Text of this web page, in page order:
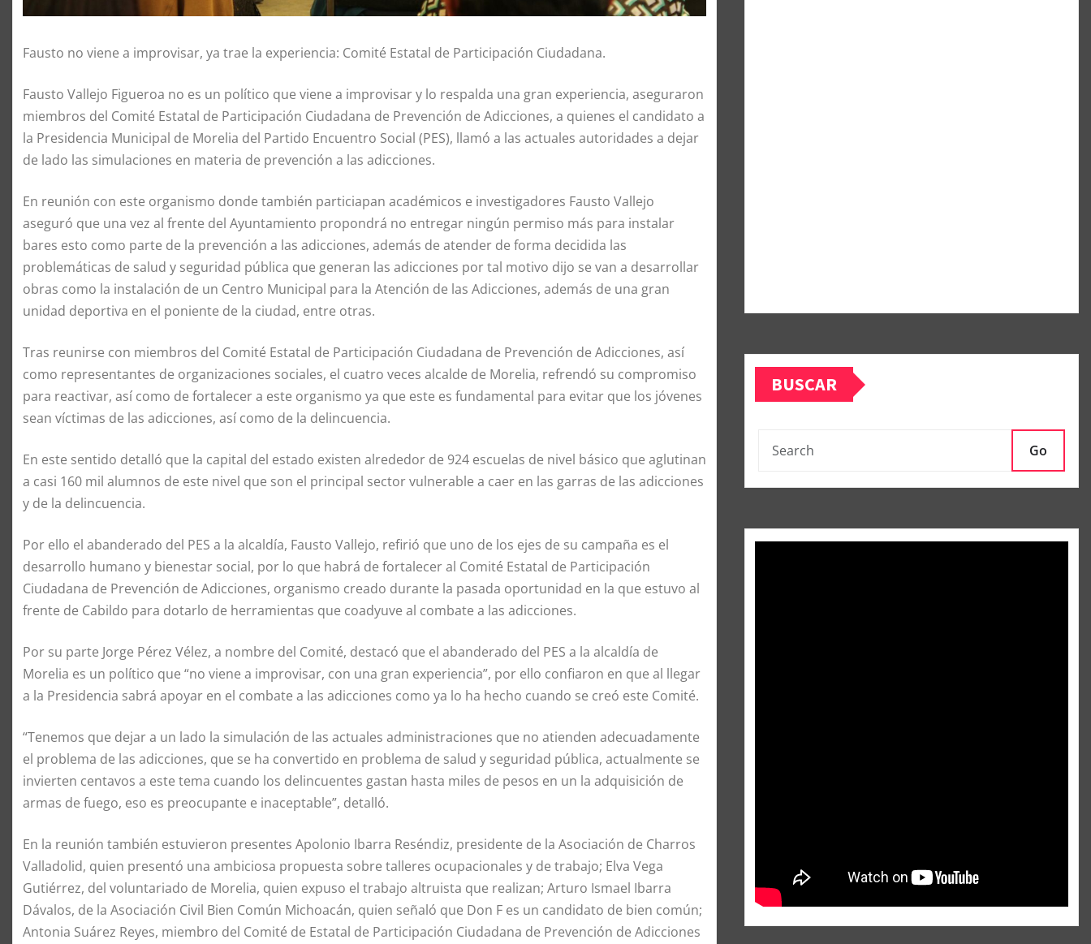
Fausto no viene a improvisar, ya trae la experiencia: Comité Estatal de Participación Ciudadana.
Fausto Vallejo Figueroa no es un político que viene a improvisar y lo respalda una gran experiencia, aseguraron
miembros del Comité Estatal de Participación Ciudadana de Prevención de Adicciones, a quienes el candidato a
la Presidencia Municipal de Morelia del Partido Encuentro Social (PES), llamó a las actuales autoridades a dejar
de lado las simulaciones en materia de prevención a las adicciones.
En reunión con este organismo donde también particiapan académicos e investigadores Fausto Vallejo
aseguró que una vez al frente del Ayuntamiento propondrá no entregar ningún permiso más para instalar
bares esto como parte de la prevención a las adicciones, además de atender de forma decidida las
problemáticas de salud y seguridad pública que generan las adicciones por tal motivo dijo se van a desarrollar
obras como la instalación de un Centro Municipal para la Atención de las Adicciones, además de una gran
unidad deportiva en el poniente de la ciudad, entre otras.
Tras reunirse con miembros del Comité Estatal de Participación Ciudadana de Prevención de Adicciones, así
como representantes de organizaciones sociales, el cuatro veces alcalde de Morelia, refrendó su compromiso
para reactivar, así como de fortalecer a este organismo ya que este es fundamental para evitar que los jóvenes
sean víctimas de las adicciones, así como de la delincuencia.
En este sentido detalló que la capital del estado existen alrededor de 924 escuelas de nivel básico que aglutinan
a casi 160 mil alumnos de este nivel que son el principal sector vulnerable a caer en las garras de las adicciones
y de la delincuencia.
Por ello el abanderado del PES a la alcaldía, Fausto Vallejo, refirió que uno de los ejes de su campaña es el
desarrollo humano y bienestar social, por lo que habrá de fortalecer al Comité Estatal de Participación
Ciudadana de Prevención de Adicciones, organismo creado durante la pasada oportunidad en la que estuvo al
frente de Cabildo para dotarlo de herramientas que coadyuve al combate a las adicciones.
Por su parte Jorge Pérez Vélez, a nombre del Comité, destacó que el abanderado del PES a la alcaldía de
Morelia es un político que “no viene a improvisar, con una gran experiencia”, por ello confiaron en que al llegar
a la Presidencia sabrá apoyar en el combate a las adicciones como ya lo ha hecho cuando se creó este Comité.
“Tenemos que dejar a un lado la simulación de las actuales administraciones que no atienden adecuadamente
el problema de las adicciones, que se ha convertido en problema de salud y seguridad pública, actualmente se
invierten centavos a este tema cuando los delincuentes gastan hasta miles de pesos en un la adquisición de
armas de fuego, eso es preocupante e inaceptable”, detalló.
En la reunión también estuvieron presentes Apolonio Ibarra Reséndiz, presidente de la Asociación de Charros
Valladolid, quien presentó una ambiciosa propuesta sobre talleres ocupacionales y de trabajo; Elva Vega
Gutiérrez, del voluntariado de Morelia, quien expuso el trabajo altruista que realizan; Arturo Ismael Ibarra
Dávalos, de la Asociación Civil Bien Común Michoacán, quien señaló que Don F es un candidato de bien común;
Antonia Suárez Reyes, miembro del Comité de Estatal de Participación Ciudadana de Prevención de Adicciones
BUSCAR
Go